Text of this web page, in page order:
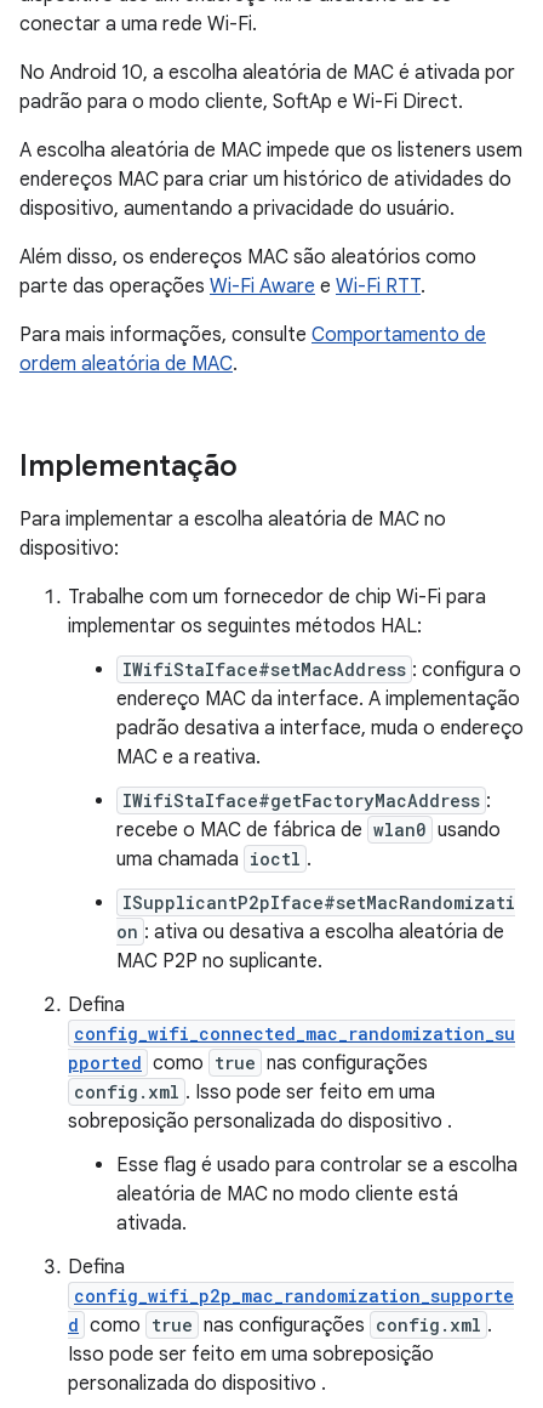
conectar a uma rede Wi-Fi.
No Android 10, a escolha aleatória de MAC é ativada por
padrão para o modo cliente, SoftAp e Wi-Fi Direct.
A escolha aleatória de MAC impede que os listeners usem
endereços MAC para criar um histórico de atividades do
dispositivo, aumentando a privacidade do usuário.
Além disso, os endereços MAC são aleatórios como
parte das operações Wi-Fi Aware e Wi-Fi RTT.
Para mais informações, consulte Comportamento de
ordem aleatória de MAC.
Implementação
Para implementar a escolha aleatória de MAC no
dispositivo:
Trabalhe com um fornecedor de chip Wi-Fi para
implementar os seguintes métodos HAL:
IWifiStaIface#setMacAddress : configura o
endereço MAC da interface. A implementação
padrão desativa a interface, muda o endereço
MAC e a reativa.
IWifiStaIface#getFactoryMacAddress :
recebe o MAC de fábrica de wlan0 usando
uma chamada ioctl .
ISupplicantP2pIface#setMacRandomizati
on : ativa ou desativa a escolha aleatória de
MAC P2P no suplicante.
Defina
config_wifi_connected_mac_randomization_su
pported como true nas configurações
config.xml . Isso pode ser feito em uma
sobreposição personalizada do dispositivo .
Esse flag é usado para controlar se a escolha
aleatória de MAC no modo cliente está
ativada.
Defina
config_wifi_p2p_mac_randomization_supporte
d como true nas configurações config.xml .
Isso pode ser feito em uma sobreposição
personalizada do dispositivo .